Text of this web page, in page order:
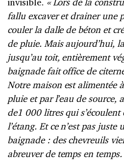
fallu excaver et drainer une
couler la dalle de béton et
de pluie. Mais aujourd’hui,
jusqu’au toit, entièrement
baignade fait office de
Notre maison est alimentée
pluie et par l’eau de source,
de1 000 litres qui
l’étang. Et ce n’est pas
baignade : des chevreuils
abreuver de temps en